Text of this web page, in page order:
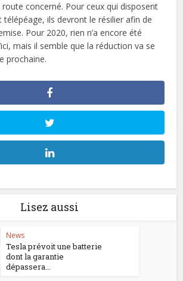
concerné. Pour ceux qui disposent
télépéage, ils devront le résilier afin de
Pour 2020, rien n’a encore été
mais il semble que la réduction va se
prochaine.
Lisez aussi
News
Tesla prévoit une batterie
dont la garantie
dépassera...